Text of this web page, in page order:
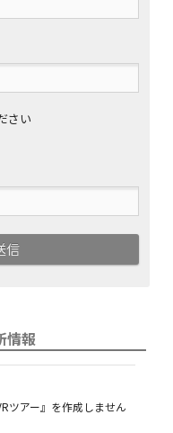
さい
情報
ツアー』を作成しません